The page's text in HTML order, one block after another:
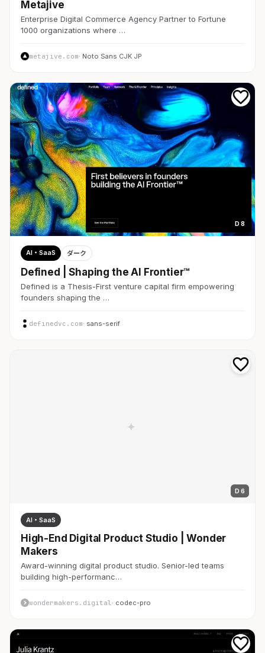
Metajive
Enterprise Digital Commerce Agency Partner to Fortune
1000 organizations where …
metajive.com· Noto Sans CJK JP
D 8
AI・SaaS ダーク
Defined | Shaping the AI Frontier™
Defined is a Thesis-First venture capital firm empowering
founders shaping the …
definedvc.com· sans-serif
D 6
AI・SaaS
High-End Digital Product Studio | Wonder
Makers
Award-winning digital product studio. Senior-led teams
building high-performanc…
wondermakers.digital · codec-pro